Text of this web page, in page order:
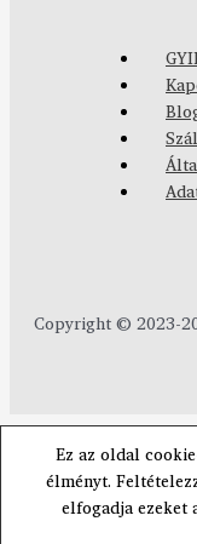
Copyright © 2023-
Ez az oldal
élményt.
elfogadja ezeket